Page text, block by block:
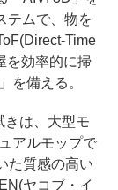
テムで、物を
Time
を効率的に掃
を備える。
きは、大型モ
アルモップで
た質感の高い
ヤコブ・イ